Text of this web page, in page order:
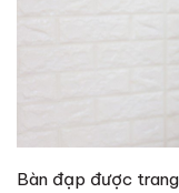
Bàn đạp được